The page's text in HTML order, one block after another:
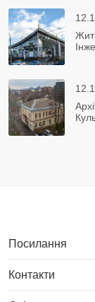
Посилання
Контакти